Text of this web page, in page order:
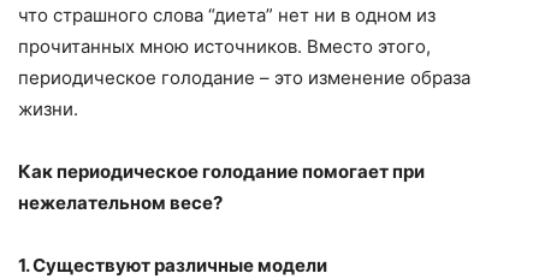
что страшного слова “диета” нет ни в одном из
прочитанных мною источников. Вместо этого,
периодическое голодание – это изменение образа
жизни.
Как периодическое голодание помогает при
нежелательном весе?
1. Существуют различные модели